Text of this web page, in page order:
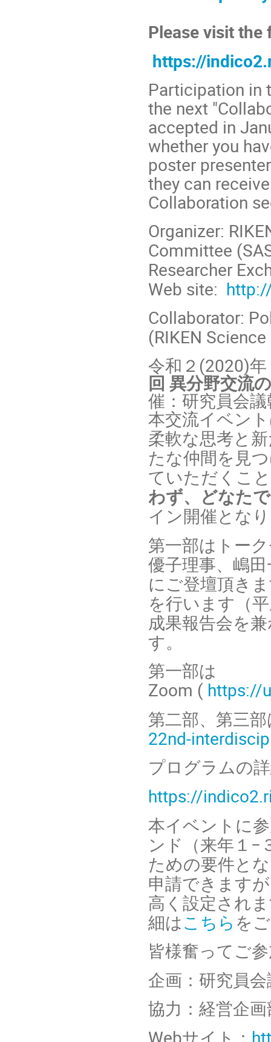
Please visit
https://
Participation in
the next
accepted in
whether you
poster
they can
Collaboration
Organizer:
Committee
Researcher
Web site:
Collaborator:
(RIKEN
令和２(2020)
回 異分野交流
催：研究員会
本交流イベン
柔軟な思考と
たな仲間を見
ていただくこ
わず、どなた
イン開催とな
第一部はトー
優子理事、嶋
にご登壇頂き
を行います（
成果報告会を
す。
第一部は
Zoom ( https://
第二部、第三
22nd-
プログラムの
https://
本イベントに
ンド（来年１−
ための要件と
申請できます
高く設定され
細はこちら を
皆様奮ってご
企画：研究員
協力：経営企
Webサイト：